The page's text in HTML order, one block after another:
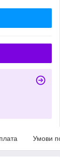
Умови